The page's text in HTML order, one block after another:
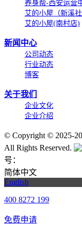
养身帮-西安运营
艾的小屋（新溪社
艾的小屋(南村店)
新闻中心
公司动态
行业动态
博客
关于我们
企业文化
企业介绍
© Copyright © 2025-
All Rights Reserved.
号：
简体中文
English
400 8272 199
免费申请